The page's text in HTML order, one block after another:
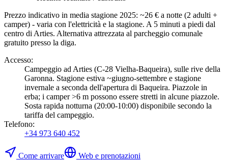
Prezzo indicativo in media stagione 2025: ~26 € a notte (2 adulti +
camper) - varia con l'elettricità e la stagione. A 5 minuti a piedi dal
centro di Arties. Alternativa attrezzata al parcheggio comunale
gratuito presso la diga.
Accesso:
Campeggio ad Arties (C-28 Vielha-Baqueira), sulle rive della
Garonna. Stagione estiva ~giugno-settembre e stagione
invernale a seconda dell'apertura di Baqueira. Piazzole in
erba; i camper >6 m possono essere stretti in alcune piazzole.
Sosta rapida notturna (20:00-10:00) disponibile secondo la
tariffa del campeggio.
Telefono:
+34 973 640 452
Come arrivare Web e prenotazioni